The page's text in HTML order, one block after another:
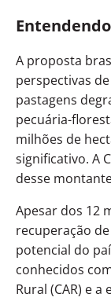
A proposta
perspectivas
pastagens
pecuária-
milhões de
significativo. A
desse
Apesar dos 12
recuperação
potencial do
conhecidos
Rural (CAR) e